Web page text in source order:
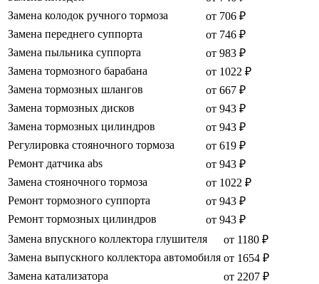
Замена колодок ручного тормоза
от 706 ₽
Замена переднего суппорта
от 746 ₽
Замена пыльника суппорта
от 983 ₽
Замена тормозного барабана
от 1022 ₽
Замена тормозных шлангов
от 667 ₽
Замена тормозных дисков
от 943 ₽
Замена тормозных цилиндров
от 943 ₽
Регулировка стояночного тормоза
от 619 ₽
Ремонт датчика abs
от 943 ₽
Замена стояночного тормоза
от 1022 ₽
Ремонт тормозного суппорта
от 943 ₽
Ремонт тормозных цилиндров
от 943 ₽
Замена впускного коллектора глушителя
от 1180 ₽
Замена выпускного коллектора автомобиля от 1654 ₽
Замена катализатора
от 2207 ₽